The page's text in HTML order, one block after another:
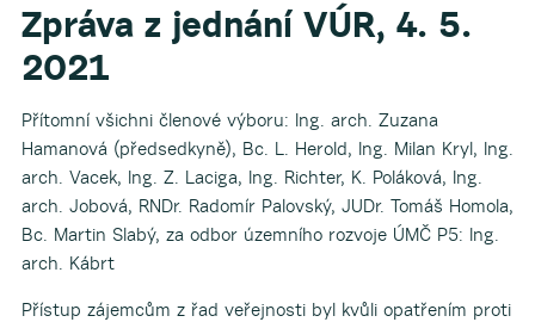
Zpráva z jednání VÚR, 4. 5.
2021
Přítomní všichni členové výboru: Ing. arch. Zuzana
Hamanová (předsedkyně), Bc. L. Herold, Ing. Milan Kryl, Ing.
arch. Vacek, Ing. Z. Laciga, Ing. Richter, K. Poláková, Ing.
arch. Jobová, RNDr. Radomír Palovský, JUDr. Tomáš Homola,
Bc. Martin Slabý, za odbor územního rozvoje ÚMČ P5: Ing.
arch. Kábrt
Přístup zájemcům z řad veřejnosti byl kvůli opatřením proti